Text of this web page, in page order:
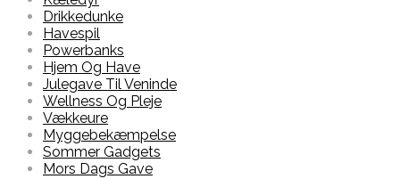
Drikkedunke
Havespil
Powerbanks
Hjem Og Have
Julegave Til Veninde
Wellness Og Pleje
Vækkeure
Myggebekæmpelse
Sommer Gadgets
Mors Dags Gave